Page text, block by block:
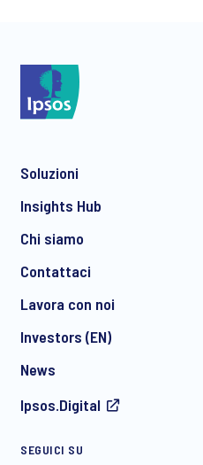
marketing via e-mail su
ritirare il proprio consenso
Soluzioni
Insights Hub
Chi siamo
Contattaci
Lavora con noi
Investors (EN)
News
Ipsos.Digital
SEGUICI SU